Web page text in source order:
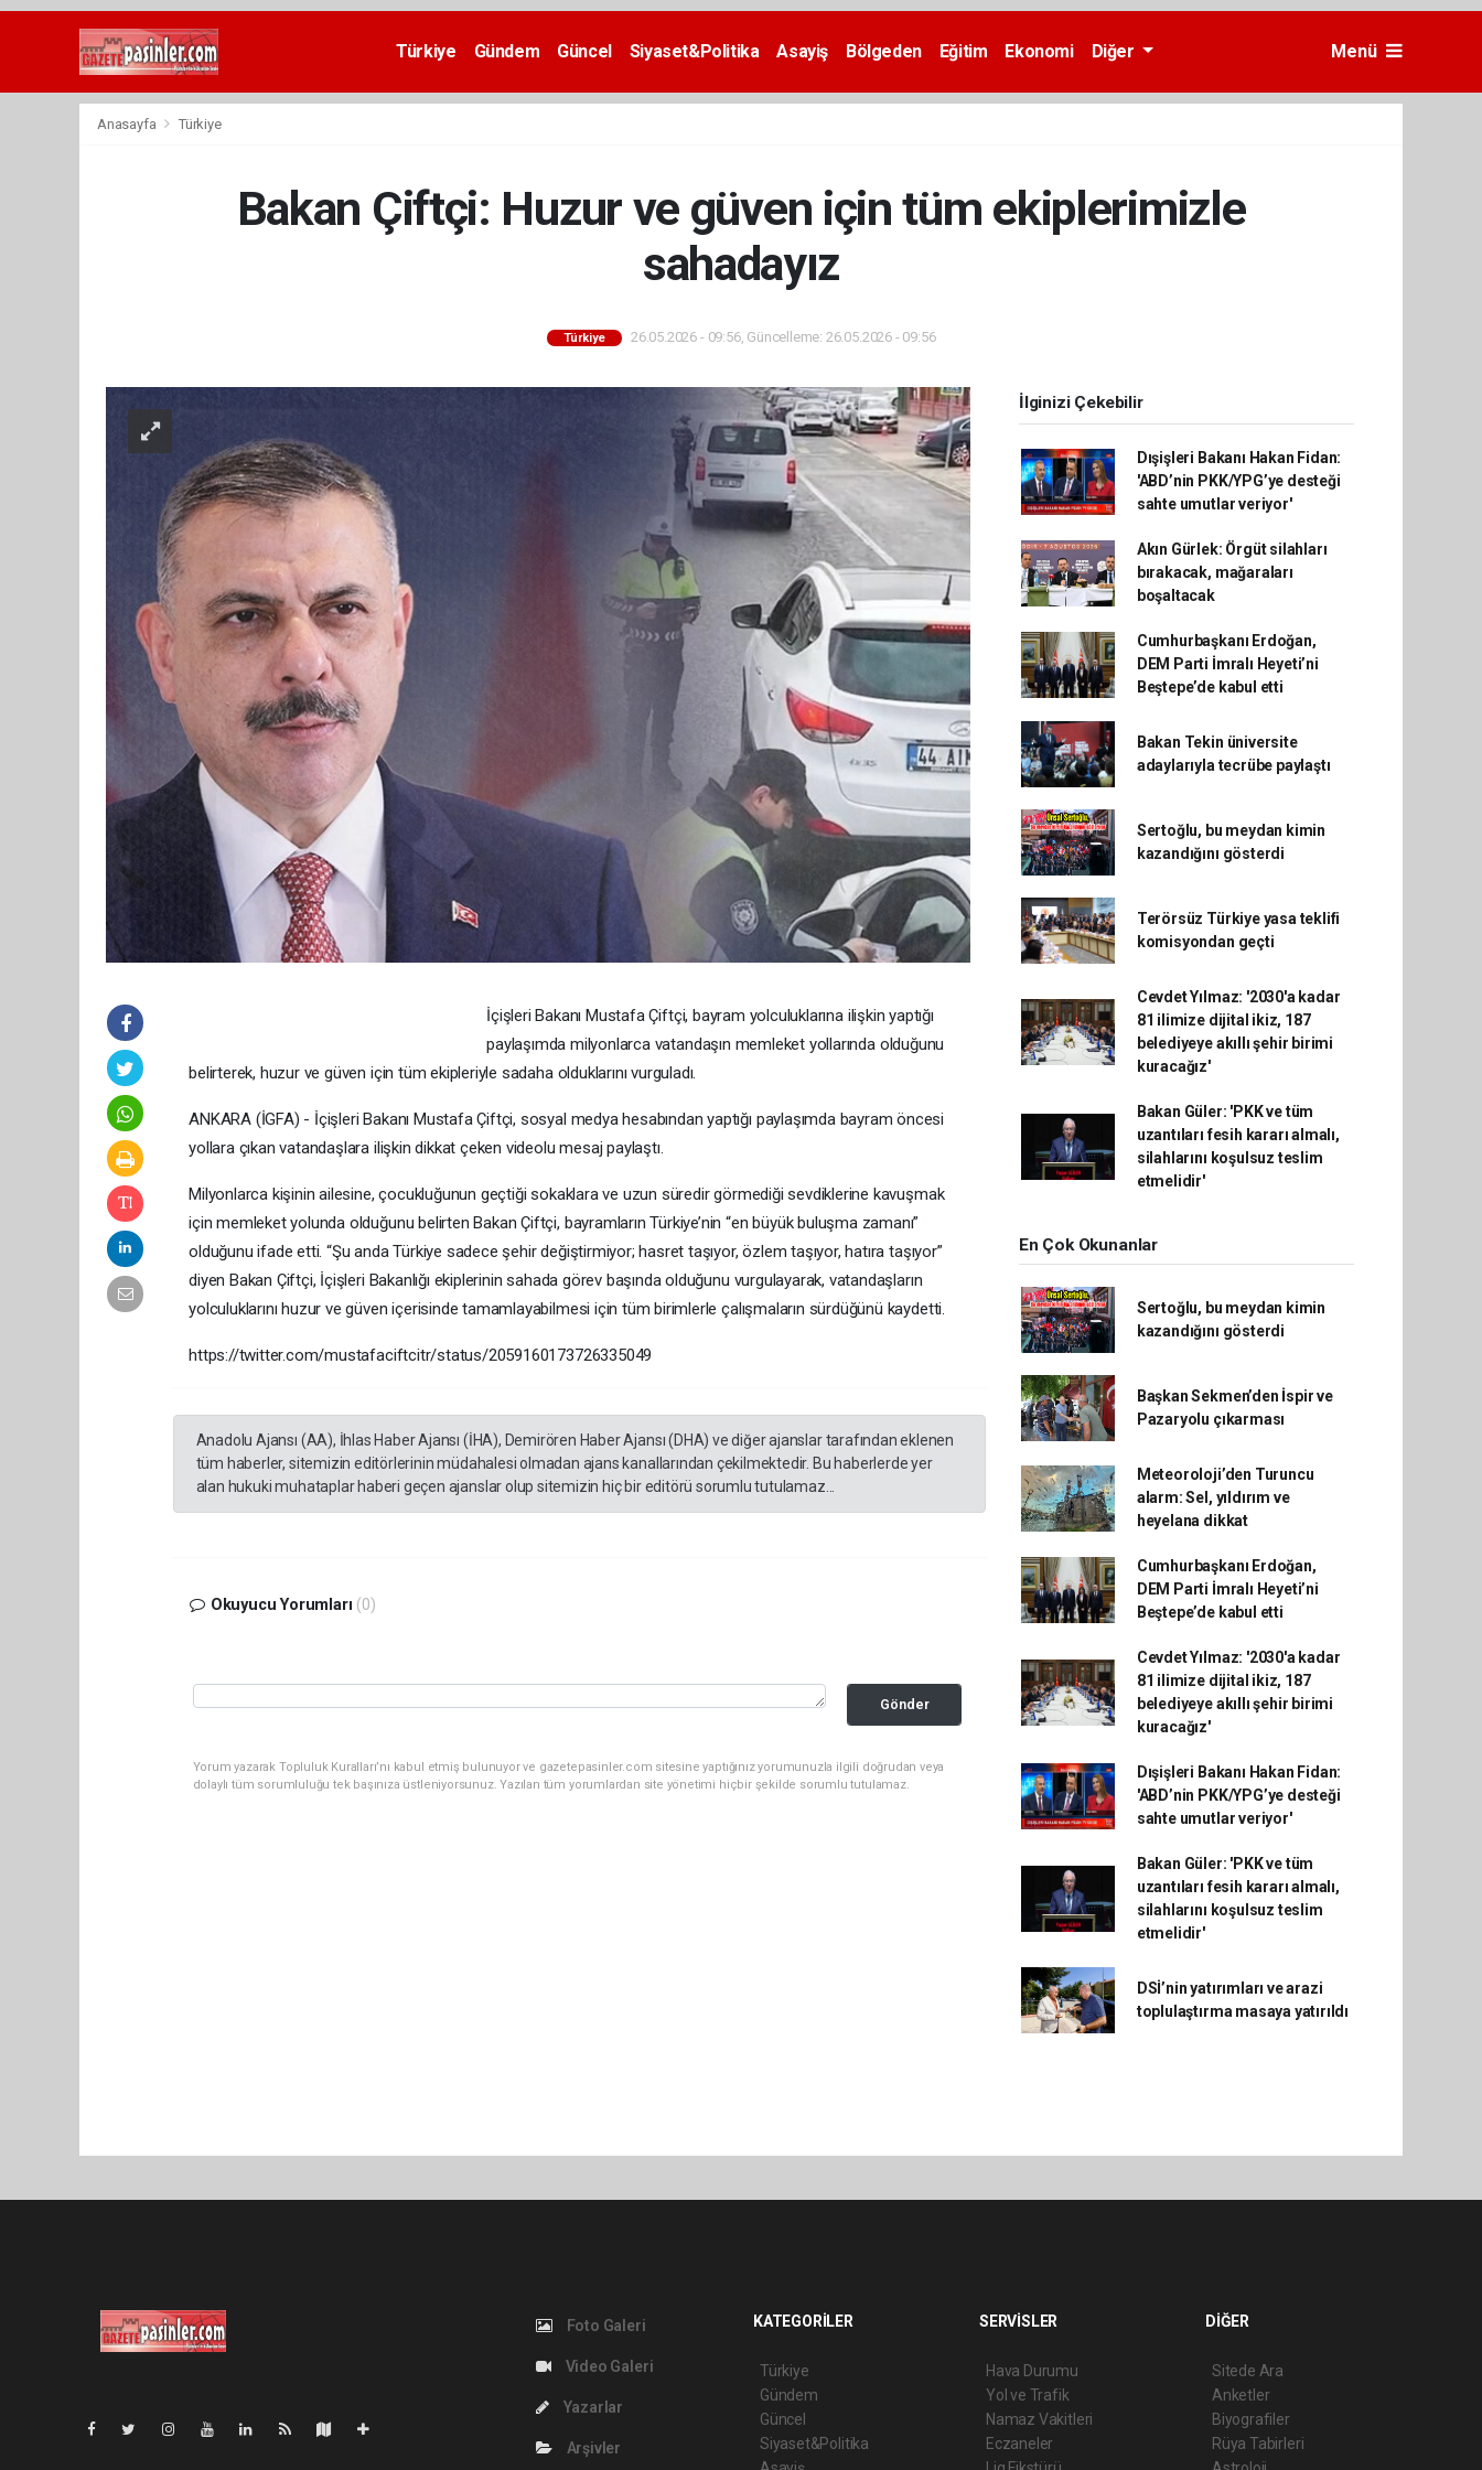
Deneme
Türkiye Gündem Güncel Siyaset&Politika Asayiş Bölgeden Eğitim Ekonomi Diğer Menü
Anasayfa Türkiye
Bakan Çiftçi: Huzur ve güven için tüm ekiplerimizle
sahadayız
Türkiye 26.05.2026 - 09:56, Güncelleme: 26.05.2026 - 09:56
İçişleri Bakanı Mustafa Çiftçi, bayram yolculuklarına ilişkin yaptığı
paylaşımda milyonlarca vatandaşın memleket yollarında olduğunu
belirterek, huzur ve güven için tüm ekipleriyle sadaha olduklarını vurguladı.
ANKARA (İGFA) - İçişleri Bakanı Mustafa Çiftçi, sosyal medya hesabından yaptığı paylaşımda bayram öncesi
yollara çıkan vatandaşlara ilişkin dikkat çeken videolu mesaj paylaştı.
Milyonlarca kişinin ailesine, çocukluğunun geçtiği sokaklara ve uzun süredir görmediği sevdiklerine kavuşmak
için memleket yolunda olduğunu belirten Bakan Çiftçi, bayramların Türkiye’nin “en büyük buluşma zamanı”
olduğunu ifade etti. “Şu anda Türkiye sadece şehir değiştirmiyor; hasret taşıyor, özlem taşıyor, hatıra taşıyor”
diyen Bakan Çiftçi, İçişleri Bakanlığı ekiplerinin sahada görev başında olduğunu vurgulayarak, vatandaşların
yolculuklarını huzur ve güven içerisinde tamamlayabilmesi için tüm birimlerle çalışmaların sürdüğünü kaydetti.
https://twitter.com/mustafaciftcitr/status/2059160173726335049
Anadolu Ajansı (AA), İhlas Haber Ajansı (İHA), Demirören Haber Ajansı (DHA) ve diğer ajanslar tarafından eklenen
tüm haberler, sitemizin editörlerinin müdahalesi olmadan ajans kanallarından çekilmektedir. Bu haberlerde yer
alan hukuki muhataplar haberi geçen ajanslar olup sitemizin hiç bir editörü sorumlu tutulamaz...
Okuyucu Yorumları (0)
Gönder
Yorum yazarak Topluluk Kuralları’nı kabul etmiş bulunuyor ve gazetepasinler.com sitesine yaptığınız yorumunuzla ilgili doğrudan veya
dolaylı tüm sorumluluğu tek başınıza üstleniyorsunuz. Yazılan tüm yorumlardan site yönetimi hiçbir şekilde sorumlu tutulamaz.
İlginizi Çekebilir
Dışişleri Bakanı Hakan Fidan:
'ABD’nin PKK/YPG’ye desteği
sahte umutlar veriyor'
Akın Gürlek: Örgüt silahları
bırakacak, mağaraları
boşaltacak
Cumhurbaşkanı Erdoğan,
DEM Parti İmralı Heyeti’ni
Beştepe’de kabul etti
Bakan Tekin üniversite
adaylarıyla tecrübe paylaştı
Sertoğlu, bu meydan kimin
kazandığını gösterdi
Terörsüz Türkiye yasa teklifi
komisyondan geçti
Cevdet Yılmaz: '2030'a kadar
81 ilimize dijital ikiz, 187
belediyeye akıllı şehir birimi
kuracağız'
Bakan Güler: 'PKK ve tüm
uzantıları fesih kararı almalı,
silahlarını koşulsuz teslim
etmelidir'
En Çok Okunanlar
Sertoğlu, bu meydan kimin
kazandığını gösterdi
Başkan Sekmen’den İspir ve
Pazaryolu çıkarması
Meteoroloji’den Turuncu
alarm: Sel, yıldırım ve
heyelana dikkat
Cumhurbaşkanı Erdoğan,
DEM Parti İmralı Heyeti’ni
Beştepe’de kabul etti
Cevdet Yılmaz: '2030'a kadar
81 ilimize dijital ikiz, 187
belediyeye akıllı şehir birimi
kuracağız'
Dışişleri Bakanı Hakan Fidan:
'ABD’nin PKK/YPG’ye desteği
sahte umutlar veriyor'
Bakan Güler: 'PKK ve tüm
uzantıları fesih kararı almalı,
silahlarını koşulsuz teslim
etmelidir'
DSİ’nin yatırımları ve arazi
toplulaştırma masaya yatırıldı
Foto Galeri
Video Galeri
Yazarlar
Arşivler
KATEGORİLER
Türkiye
Gündem
Güncel
Siyaset&Politika
SERVİSLER
Hava Durumu
Yol ve Trafik
Namaz Vakitleri
Eczaneler
DİĞER
Sitede Ara
Anketler
Biyografiler
Rüya Tabirleri